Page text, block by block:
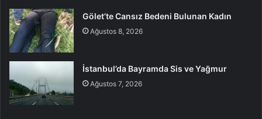
Gölet’te Cansız Bedeni Bulunan Kadın
Ağustos 8, 2026
İstanbul’da Bayramda Sis ve Yağmur
Ağustos 7, 2026